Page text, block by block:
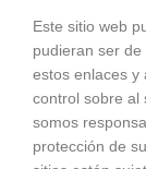
Este sitio web
pudieran ser
estos enlaces y
control sobre al
somos
protección de